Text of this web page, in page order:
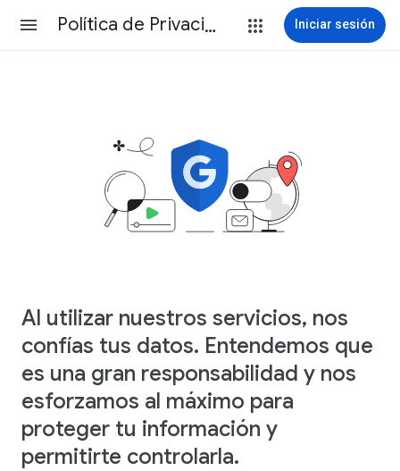
Política de Privacidad Iniciar sesión
Al utilizar nuestros servicios, nos
confías tus datos. Entendemos que
es una gran responsabilidad y nos
esforzamos al máximo para
proteger tu información y
permitirte controlarla.